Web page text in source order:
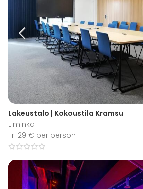
Lakeustalo | Kokoustila Kramsu
Liminka
Fr. 29 € per person